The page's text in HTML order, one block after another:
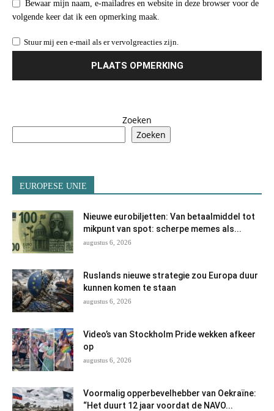
Bewaar mijn naam, e-mailadres en website in deze browser voor de
volgende keer dat ik een opmerking maak.
Stuur mij een e-mail als er vervolgreacties zijn.
Zoeken
Zoeken
EUROPESE UNIE
Nieuwe eurobiljetten: Van betaalmiddel tot
mikpunt van spot: scherpe memes als...
augustus 6, 2026
Ruslands nieuwe strategie zou Europa duur
kunnen komen te staan
augustus 6, 2026
Video’s van Stockholm Pride wekken afkeer
op
augustus 6, 2026
Voormalig opperbevelhebber van Oekraïne:
“Het duurt 12 jaar voordat de NAVO...